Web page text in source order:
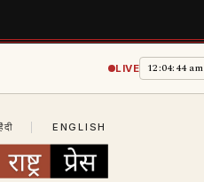
LIVE 12:04:45 am
ENGLISH